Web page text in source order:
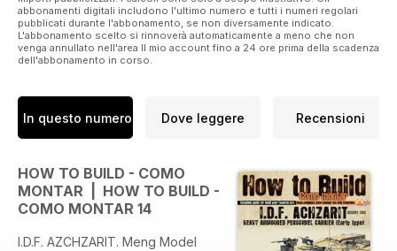
abbonamenti digitali includono l'ultimo numero e tutti i numeri regolari
pubblicati durante l'abbonamento, se non diversamente indicato.
L'abbonamento scelto si rinnoverà automaticamente a meno che non
venga annullato nell'area Il mio account fino a 24 ore prima della scadenza
dell'abbonamento in corso.
In questo numero Dove leggere Recensioni
HOW TO BUILD - COMO
MONTAR | HOW TO BUILD -
COMO MONTAR 14
I.D.F. AZCHZARIT. Meng Model